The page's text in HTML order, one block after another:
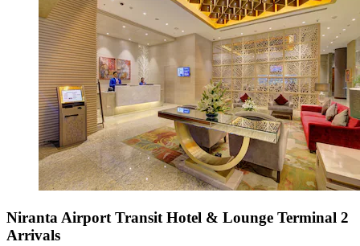
Niranta Airport Transit Hotel & Lounge Terminal 2
Arrivals